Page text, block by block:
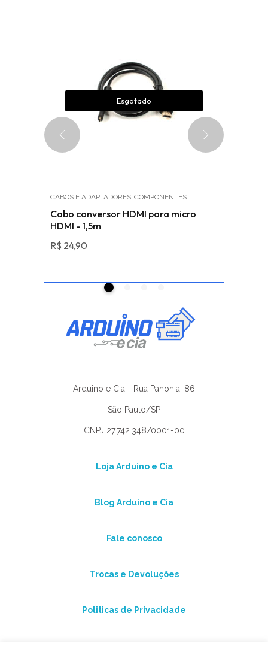
Esgotado
CABOS E ADAPTADORES COMPONENTES
Cabo conversor HDMI para micro
HDMI - 1,5m
R$ 24,90
Arduino e Cia - Rua Panonia, 86
São Paulo/SP
CNPJ 27.742.348/0001-00
Loja Arduino e Cia
Blog Arduino e Cia
Fale conosco
Trocas e Devoluções
Politicas de Privacidade